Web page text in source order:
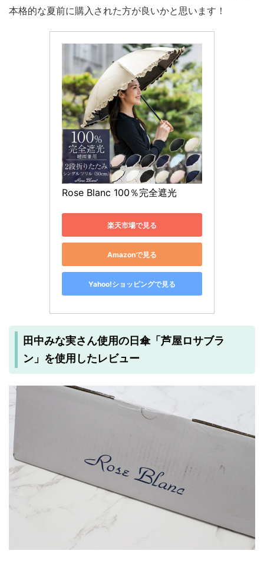
本格的な夏前に購入された方が良いかと思います！
Rose Blanc 100％完全遮光
楽天市場で見る
Amazonで見る
Yahoo!ショッピングで見る
田中みな実さん使用の日傘「芦屋ロサブラ
ン」を使用したレビュー